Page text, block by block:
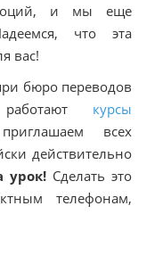
и мы еще
что эта
вас!
бюро переводов
курсы
всех
действительно
урок! Сделать это
телефонам,